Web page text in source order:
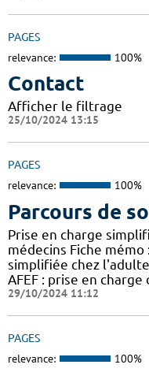
PAGES
relevance: 100%
Contact
Afficher le filtrage
25/10/2024 13:15
PAGES
relevance: 100%
Parcours de
Prise en charge
médecins Fiche
simplifiée chez
AFEF : prise en
29/10/2024 11:12
PAGES
relevance: 100%